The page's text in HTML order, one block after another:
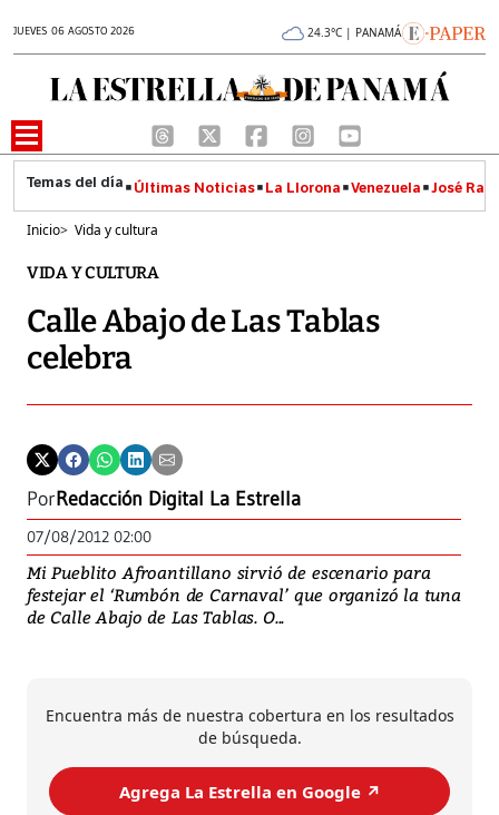
JUEVES 06 AGOSTO 2026 24.3°C | PANAMÁ
Últimas Noticias La Llorona Venezuela José
Inicio> Vida y cultura
VIDA Y CULTURA
Calle Abajo de Las Tablas
celebra
PorRedacción Digital La Estrella
07/08/2012 02:00
Mi Pueblito Afroantillano sirvió de escenario para
festejar el ‘Rumbón de Carnaval’ que organizó la tuna
de Calle Abajo de Las Tablas. O...
Encuentra más de nuestra cobertura en los resultados
de búsqueda.
Agrega La Estrella en Google ↗️